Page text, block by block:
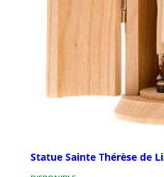
Statue Sainte Thérèse de